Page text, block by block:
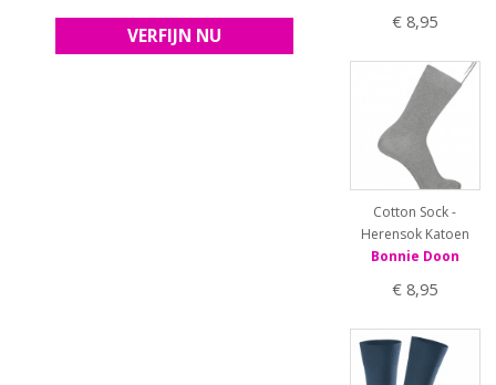
€ 8,95
Cotton Sock -
Herensok Katoen
Bonnie Doon
€ 8,95